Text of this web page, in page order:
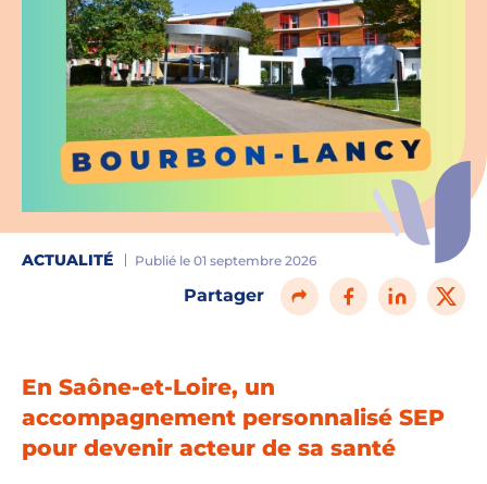
ACTUALITÉ Publié le 01 septembre 2026
Partager
En Saône-et-Loire, un
accompagnement personnalisé SEP
pour devenir acteur de sa santé